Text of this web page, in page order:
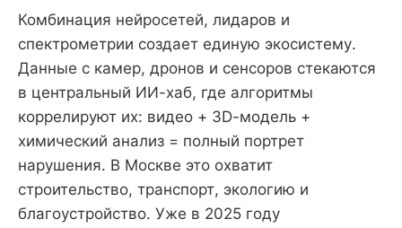
Комбинация нейросетей, лидаров и
спектрометрии создает единую экосистему.
Данные с камер, дронов и сенсоров стекаются
в центральный ИИ-хаб, где алгоритмы
коррелируют их: видео + 3D-модель +
химический анализ = полный портрет
нарушения. В Москве это охватит
строительство, транспорт, экологию и
благоустройство. Уже в 2025 году